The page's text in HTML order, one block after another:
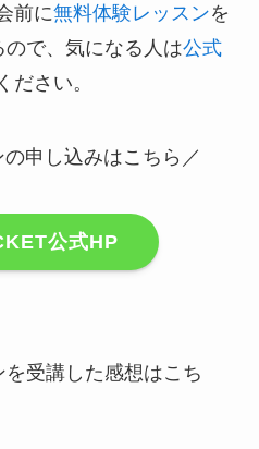
前に無料体験レッスンを
で、気になる人は公式
ださい。
申し込みはこちら／
公式HP
受講した感想はこち